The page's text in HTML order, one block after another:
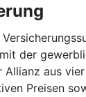
der
Allianz aus
Preisen